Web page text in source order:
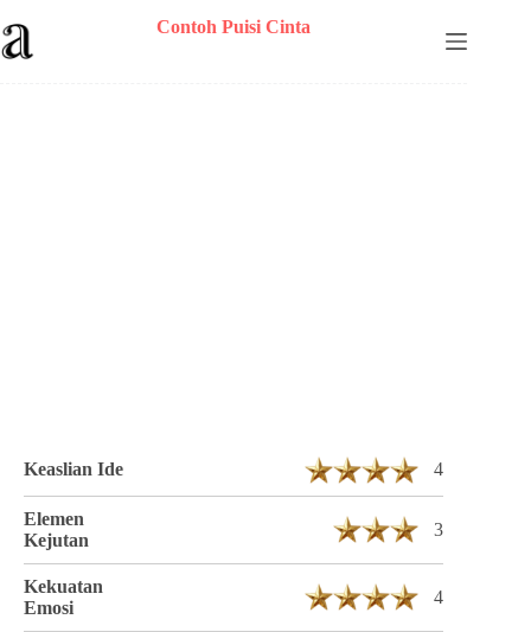
to
content
Contoh Puisi Cinta
Keaslian Ide 4
Elemen
Kejutan
3
Kekuatan
Emosi
4